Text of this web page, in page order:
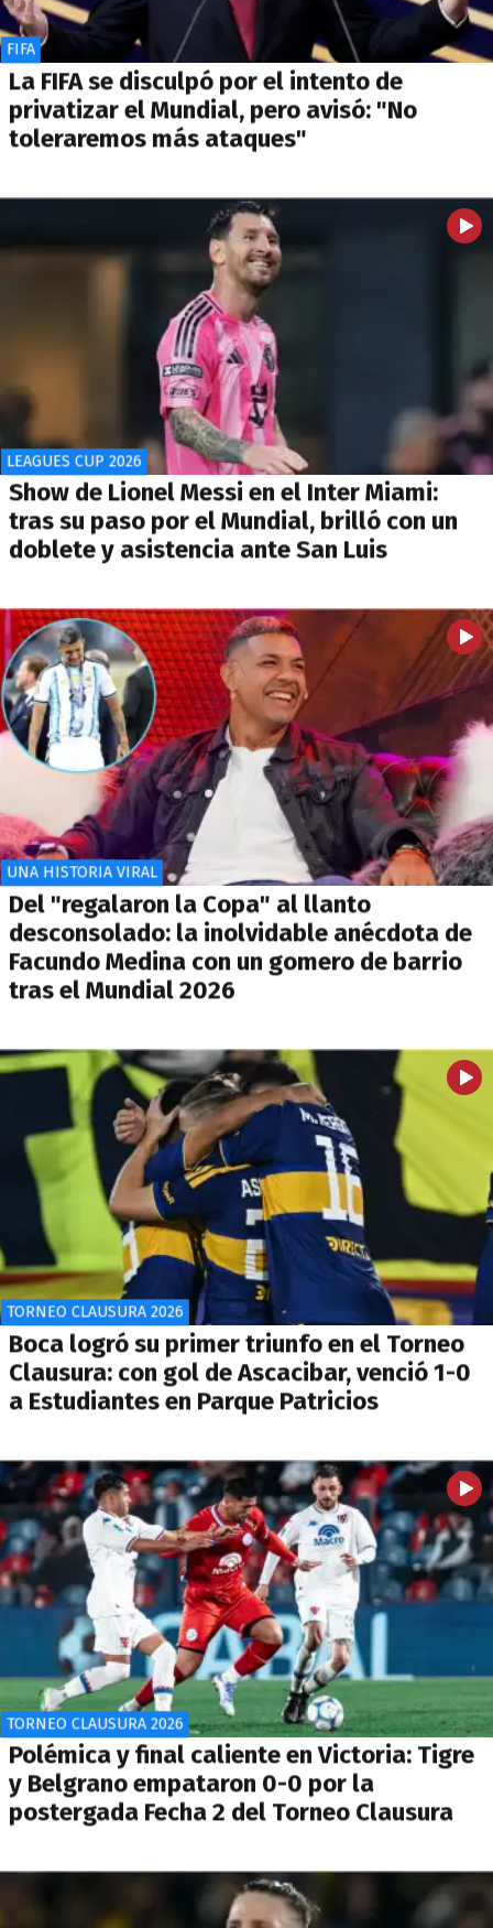
FIFA
La FIFA se disculpó por el intento de
privatizar el Mundial, pero avisó: "No
toleraremos más ataques"
LEAGUES CUP 2026
Show de Lionel Messi en el Inter Miami:
tras su paso por el Mundial, brilló con un
doblete y asistencia ante San Luis
UNA HISTORIA VIRAL
Del "regalaron la Copa" al llanto
desconsolado: la inolvidable anécdota de
Facundo Medina con un gomero de barrio
tras el Mundial 2026
TORNEO CLAUSURA 2026
Boca logró su primer triunfo en el Torneo
Clausura: con gol de Ascacibar, venció 1-0
a Estudiantes en Parque Patricios
TORNEO CLAUSURA 2026
Polémica y final caliente en Victoria: Tigre
y Belgrano empataron 0-0 por la
postergada Fecha 2 del Torneo Clausura